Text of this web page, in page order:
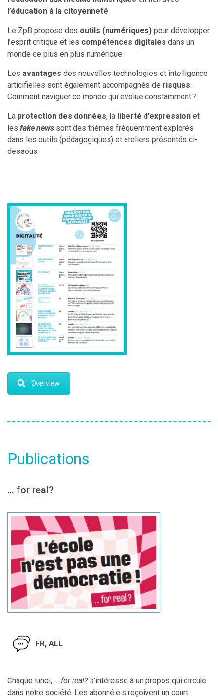
l’éducation à la citoyenneté.
Le ZpB propose des outils (numériques) pour développer
l’esprit critique et les compétences digitales dans un
monde de plus en plus numérique.
Les avantages des nouvelles technologies et intelligence
articifielles sont également accompagnés de risques.
Comment naviguer ce monde qui évolue constamment ?
La protection des données, la liberté d’expression et
les fake news sont des thèmes fréquemment explorés
dans les outils (pédagogiques) et ateliers présentés ci-
dessous.
Overview
Publications
… for real?
FR, ALL
Chaque lundi, … for real?s’intéresse à un propos qui circule
dans notre société. Les abonné·e·s reçoivent un court